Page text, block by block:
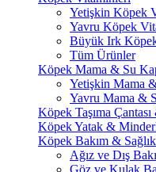
Yetişkin Köpek
Yavru Köpek
Büyük Irk
Tüm Ürünler
Köpek Mama & Su
Yetişkin Mama
Yavru Mama &
Köpek Taşıma
Köpek Yatak &
Köpek Bakım &
Ağız ve Dış
Göz ve Kulak